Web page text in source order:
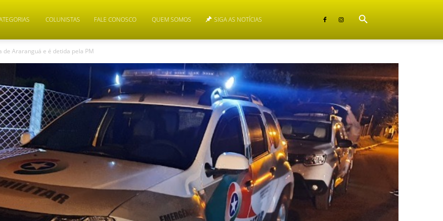
COLUNISTAS FALE CONOSCO QUEM SOMOS SIGA AS NOTÍCIAS
Araranguá e é detida pela PM